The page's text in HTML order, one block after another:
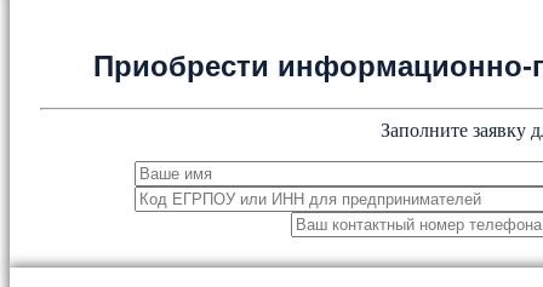
Приобрести
Заполните заявку